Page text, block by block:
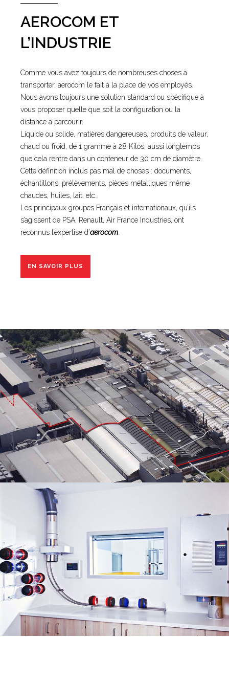
AEROCOM ET
L’INDUSTRIE
Comme vous avez toujours de nombreuses choses à
transporter, aerocom le fait à la place de vos employés.
Nous avons toujours une solution standard ou spécifique à
vous proposer quelle que soit la configuration ou la
distance à parcourir.
Liquide ou solide, matières dangereuses, produits de valeur,
chaud ou froid, de 1 gramme à 28 Kilos, aussi longtemps
que cela rentre dans un conteneur de 30 cm de diamètre.
Cette définition inclus pas mal de choses : documents,
échantillons, prélèvements, pièces métalliques même
chaudes, huiles, lait, etc…
Les principaux groupes Français et internationaux, qu’ils
s’agissent de PSA, Renault, Air France Industries, ont
reconnus l’expertise d’aerocom
EN SAVOIR PLUS